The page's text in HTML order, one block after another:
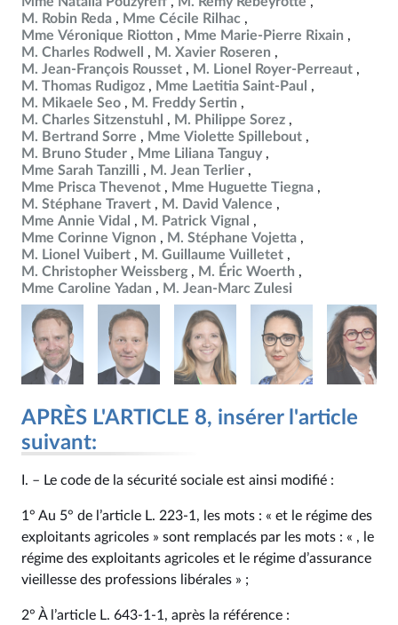
M. Robin Reda
Mme Cécile Rilhac
Mme Véronique Riotton
Mme Marie-Pierre Rixain
M. Charles Rodwell
M. Xavier Roseren
M. Jean-François Rousset
M. Lionel Royer-Perreaut
M. Thomas Rudigoz
Mme Laetitia Saint-Paul
M. Mikaele Seo
M. Freddy Sertin
M. Charles Sitzenstuhl
M. Philippe Sorez
M. Bertrand Sorre
Mme Violette Spillebout
M. Bruno Studer
Mme Liliana Tanguy
Mme Sarah Tanzilli
M. Jean Terlier
Mme Prisca Thevenot
Mme Huguette Tiegna
M. Stéphane Travert
M. David Valence
Mme Annie Vidal
M. Patrick Vignal
Mme Corinne Vignon
M. Stéphane Vojetta
M. Lionel Vuibert
M. Guillaume Vuilletet
M. Christopher Weissberg
M. Éric Woerth
Mme Caroline Yadan
M. Jean-Marc Zulesi
APRÈS L'ARTICLE 8, insérer l'article
suivant:
I. – Le code de la sécurité sociale est ainsi modifié :
1° Au 5° de l’article L. 223‑1, les mots : « et le régime des
exploitants agricoles » sont remplacés par les mots : « , le
régime des exploitants agricoles et le régime d’assurance
vieillesse des professions libérales » ;
2° À l’article L. 643‑1‑1, après la référence :